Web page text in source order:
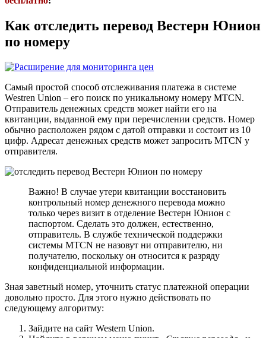
Как отследить перевод Вестерн Юнион
по номеру
Самый простой способ отслеживания платежа в системе
Westren Union – его поиск по уникальному номеру MTCN.
Отправитель денежных средств может найти его на
квитанции, выданной ему при перечислении средств. Номер
обычно расположен рядом с датой отправки и состоит из 10
цифр. Адресат денежных средств может запросить MTCN у
отправителя.
Важно! В случае утери квитанции восстановить
контрольный номер денежного перевода можно
только через визит в отделение Вестерн Юнион с
паспортом. Сделать это должен, естественно,
отправитель. В службе технической поддержки
системы MTCN не назовут ни отправителю, ни
получателю, поскольку он относится к разряду
конфиденциальной информации.
Зная заветный номер, уточнить статус платежной операции
довольно просто. Для этого нужно действовать по
следующему алгоритму:
Зайдите на сайт Western Union.